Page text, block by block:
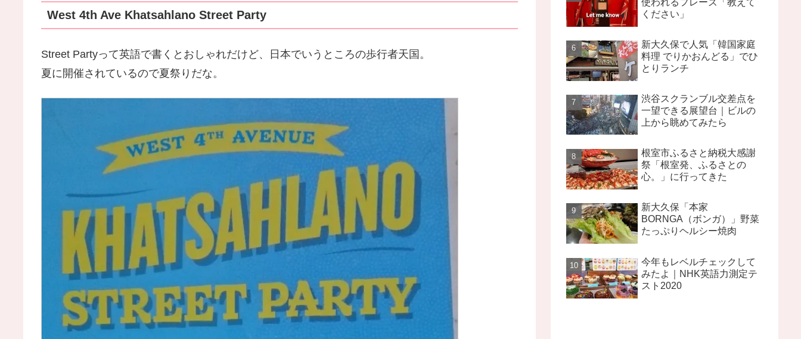
West 4th Ave Khatsahlano Street Party
Street Partyって英語で書くとおしゃれだけど、日本でいうところの歩行者天国。
夏に開催されているので夏祭りだな。
ください」
新大久保で人気「韓国家庭
料理 でりかおんどる」でひ
とりランチ
渋谷スクランブル交差点を
一望できる展望台｜ビルの
上から眺めてみたら
根室市ふるさと納税大感謝
祭「根室発、ふるさとの
心。」に行ってきた
新大久保「本家
BORNGA（ボンガ）」野菜
たっぷりヘルシー焼肉
今年もレベルチェックして
みたよ｜NHK英語力測定テ
スト2020